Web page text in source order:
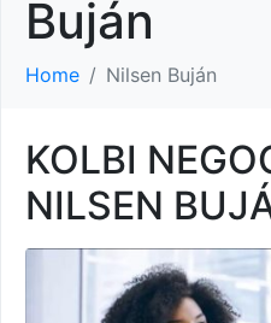
Buján
Home Nilsen Buján
KOLBI
NILSEN